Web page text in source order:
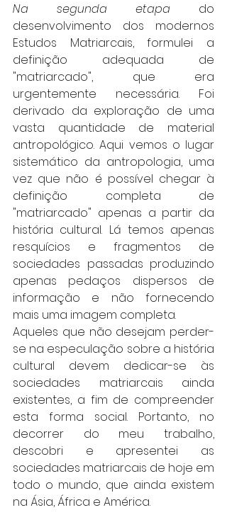
Na segunda etapa do
desenvolvimento dos modernos
Estudos Matriarcais, formulei a
definição adequada de
"matriarcado", que era
urgentemente necessária. Foi
derivado da exploração de uma
vasta quantidade de material
antropológico. Aqui vemos o lugar
sistemático da antropologia, uma
vez que não é possível chegar à
definição completa de
"matriarcado" apenas a partir da
história cultural. Lá temos apenas
resquícios e fragmentos de
sociedades passadas produzindo
apenas pedaços dispersos de
informação e não fornecendo
mais uma imagem completa.
Aqueles que não desejam perder-
se na especulação sobre a história
cultural devem dedicar-se às
sociedades matriarcais ainda
existentes, a fim de compreender
esta forma social. Portanto, no
decorrer do meu trabalho,
descobri e apresentei as
sociedades matriarcais de hoje em
todo o mundo, que ainda existem
na Ásia, África e América.